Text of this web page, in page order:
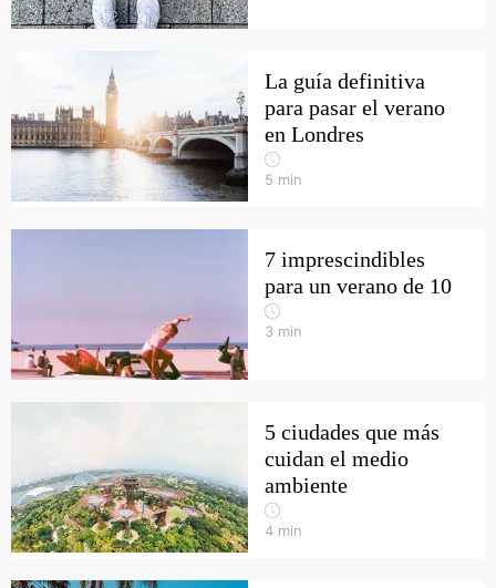
La guía definitiva
para pasar el verano
en Londres
5 min
7 imprescindibles
para un verano de 10
3 min
5 ciudades que más
cuidan el medio
ambiente
4 min